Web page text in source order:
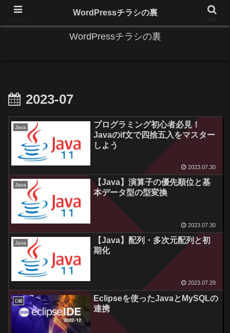
IT系に係る基礎的な情報と便利な使い方を更新します。
WordPressチラシの裏
2023-07
Java
プログラミング初心者必見！
Javaのif文で四捨五入をマスター
しよう
2023.07.30
Java
【Java】演算子の優先順位と基
本データ型の型変換
2023.07.30
Java
【Java】配列・多次元配列と初
期化
2023.07.29
DB
Eclipseを使ったJavaとMySQLの
連携
WordPressチラシの裏